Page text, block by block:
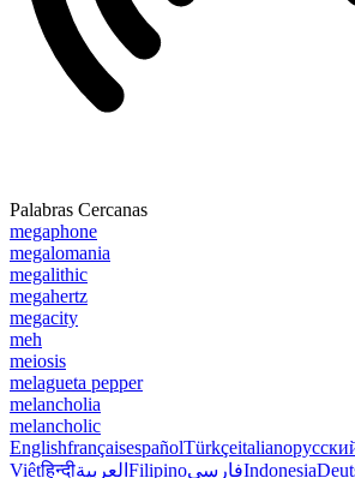
Palabras Cercanas
megaphone
megalomania
megalithic
megahertz
megacity
meh
meiosis
melagueta pepper
melancholia
melancholic
EnglishfrançaisespañolTürkçeitaliano
Việtहिन्दीالعربية FilipinoفارسیIndonesia